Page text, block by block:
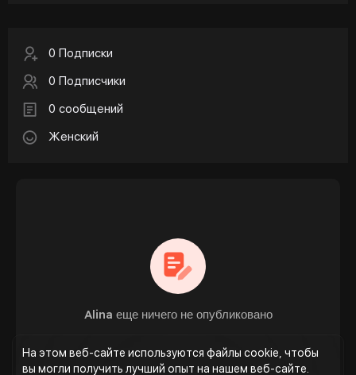
На этом веб-сайте используются файлы cookie, чтобы
вы могли получить лучший опыт на нашем веб-сайте.
0 Подписки
0 Подписчики
0 сообщений
Женский
Alina еще ничего не опубликовано